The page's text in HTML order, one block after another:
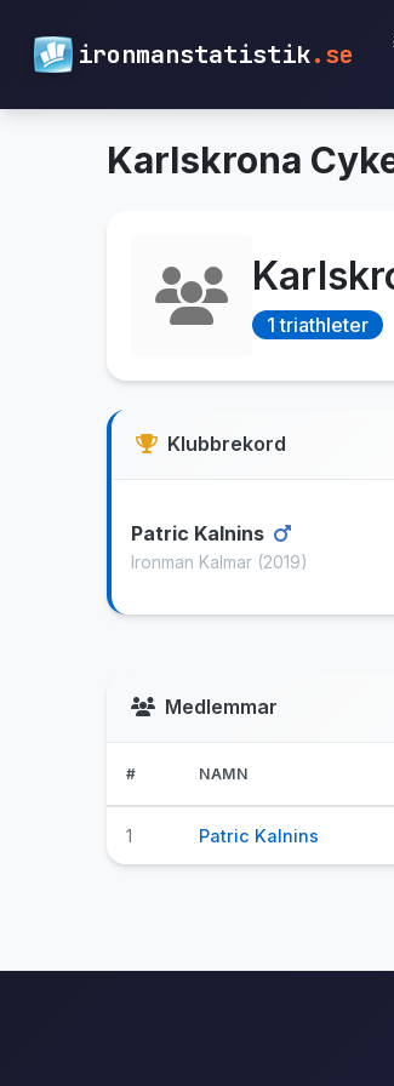
ironmanstatistik.se
Karlskrona
1 triathleter
Klubbrekord
Patric Kalnins
Ironman Kalmar (2019)
Medlemmar
# NAMN
1 Patric Kalnins